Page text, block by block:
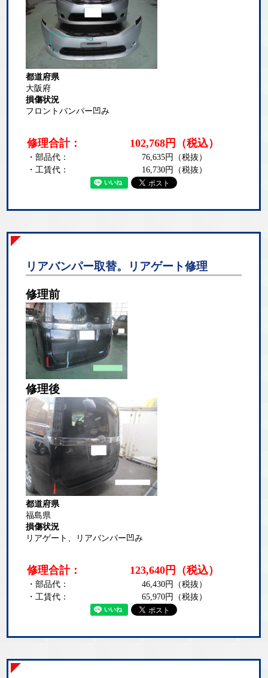
都道府県
大阪府
損傷状況
フロントバンパー凹み
修理合計： 102,768円 （税込）
・部品代： 76,635円（税抜）
・工賃代：
16,730円（税抜）
リアバンパー取替。リアゲート修理
修理前
修理後
都道府県
福島県
損傷状況
リアゲート、リアバンパー凹み
修理合計： 123,640円 （税込）
・部品代： 46,430円（税抜）
・工賃代：
65,970円（税抜）